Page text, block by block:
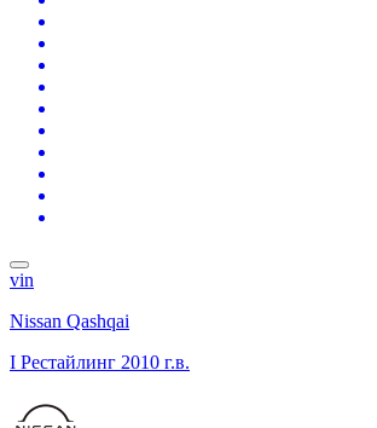
vin
Nissan Qashqai
I Рестайлинг 2010 г.в.